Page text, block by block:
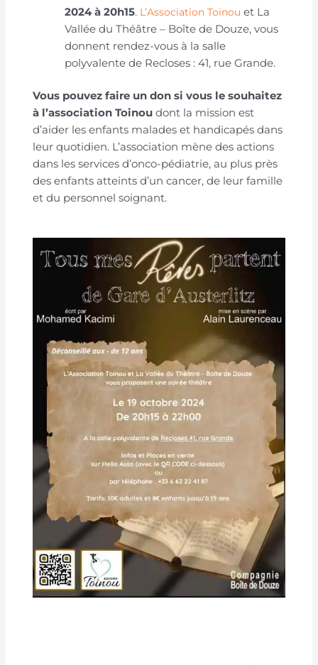
2024 à 20h15. L’Association Toinou et La
Vallée du Théâtre – Boîte de Douze, vous
donnent rendez-vous à la salle
polyvalente de Recloses : 41, rue Grande.
Vous pouvez faire un don si vous le souhaitez
à l’association Toinoudont la mission est
d’aider les enfants malades et handicapés dans
leur quotidien. L’association mène des actions
dans les services d’onco-pédiatrie, au plus près
des enfants atteints d’un cancer, de leur famille
et du personnel soignant.